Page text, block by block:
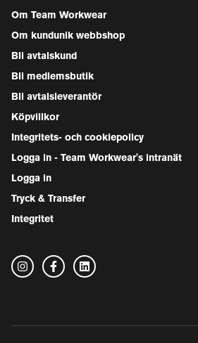
Om Team Workwear
Om kundunik webbshop
Bli avtalskund
Bli medlemsbutik
Bli avtalsleverantör
Köpvillkor
Integritets- och cookiepolicy
Logga in - Team Workwear's intranät
Logga in
Tryck & Transfer
Integritet